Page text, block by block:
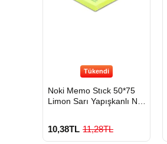
Tükendi
Noki Memo Stıck 50*75
Limon Sarı Yapışkanlı Not
10,38TL 11,28TL